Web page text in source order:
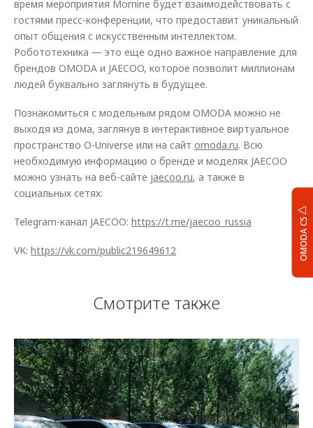
OMODA C5
время мероприятия Mornine будет взаимодействовать с
гостями пресс-конференции, что предоставит уникальный
опыт общения с искусственным интеллектом.
Робототехника — это еще одно важное направление для
брендов OMODA и JAECOO, которое позволит миллионам
людей буквально заглянуть в будущее.
Познакомиться с модельным рядом OMODA можно не
выходя из дома, заглянув в интерактивное виртуальное
пространство O-Universe или на сайт omoda.ru. Всю
необходимую информацию о бренде и моделях JAECOO
можно узнать на веб-сайте jaecoo.ru, а также в
социальных сетях:
Telegram-канал JAECOO: https://t.me/jaecoo_russia
VK: https://vk.com/public219649612
Смотрите также